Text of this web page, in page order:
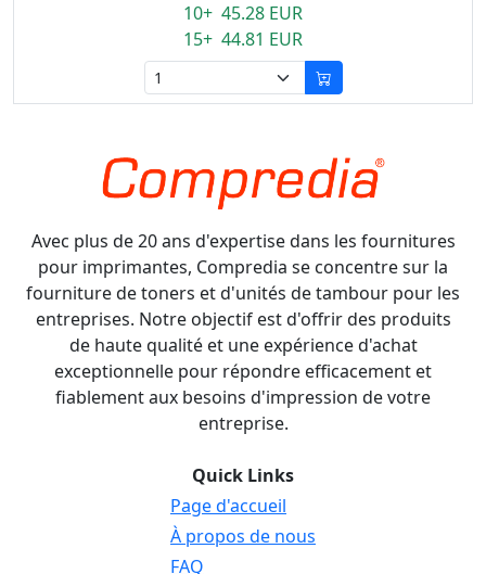
10+ 45.28 EUR
15+ 44.81 EUR
Avec plus de 20 ans d'expertise dans les fournitures
pour imprimantes, Compredia se concentre sur la
fourniture de toners et d'unités de tambour pour les
entreprises. Notre objectif est d'offrir des produits
de haute qualité et une expérience d'achat
exceptionnelle pour répondre efficacement et
fiablement aux besoins d'impression de votre
entreprise.
Quick Links
Page d'accueil
À propos de nous
FAQ